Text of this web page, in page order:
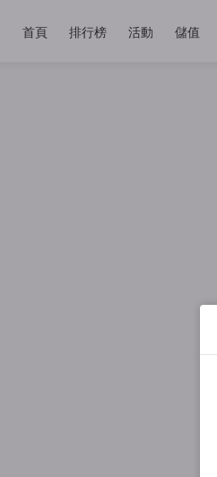
首頁 排行榜 活動 儲值